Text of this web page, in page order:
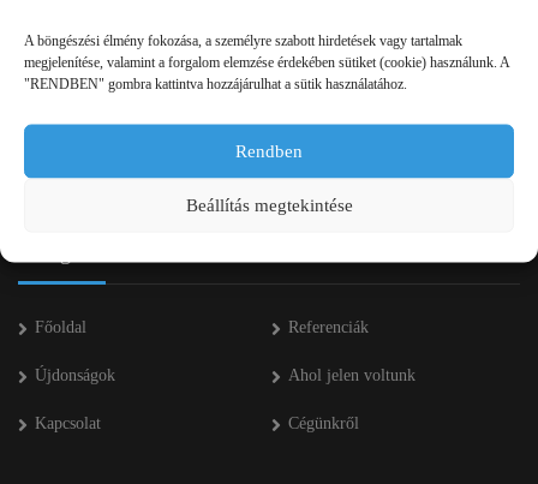
A böngészési élmény fokozása, a személyre szabott hirdetések vagy tartalmak
megjelenítése, valamint a forgalom elemzése érdekében sütiket (cookie) használunk. A
"RENDBEN" gombra kattintva hozzájárulhat a sütik használatához.
Rendben
Beállítás megtekintése
2750 Nagykőrös Alsójárás d. 1/a
+36 20 334 43 28
Főoldal Referenciák
Újdonságok Ahol jelen voltunk
Kapcsolat Cégünkről